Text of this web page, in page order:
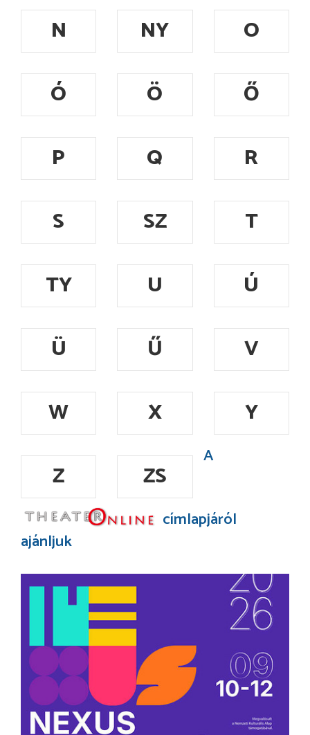
N
NY
O
Ó
Ö
Ő
P
Q
R
S
SZ
T
TY
U
Ú
Ü
Ű
V
W
X
Y
Z
ZS
A
címlapjáról
ajánljuk